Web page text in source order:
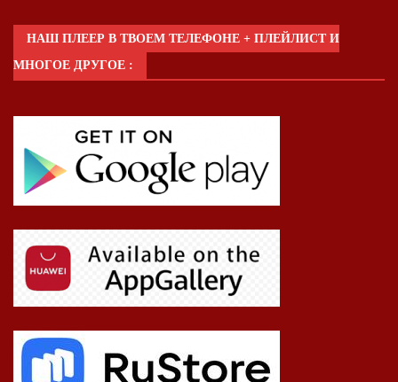
НАШ ПЛЕЕР В ТВОЕМ ТЕЛЕФОНЕ + ПЛЕЙЛИСТ И
МНОГОЕ ДРУГОЕ :